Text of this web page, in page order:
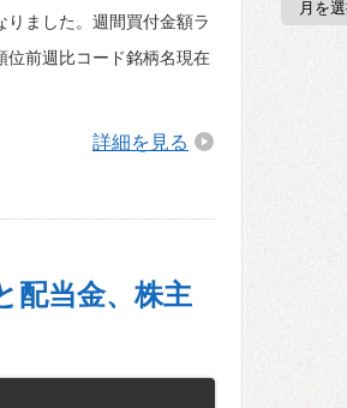
りました。週間買付金額ラ
位前週比コード銘柄名現在
詳細を見る
配当金、株主